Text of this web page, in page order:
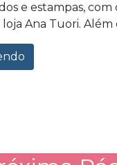
e estampas, com
Ana Tuori. Além